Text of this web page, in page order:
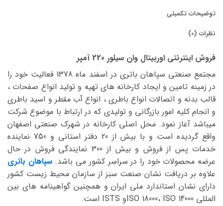
توضیحات تکمیلی
نظرات (0)
فروش اینترنتی اوربیتال وان سیلور 220 آمپر
مجتمع صنعتی سپاهان باتری در اسفند ماه 1378 فعالیت خود را
در زمینه تامین و ایجاد کارخانه های تهیه و تولید انواع صفحات ،
قالب بدنه و اتصالات انواع باطری ، انواع آب مقطر و اسید باطری
و انجام کلیه امور بازرگانی و تولیدی که در ارتباط با موضوع شرکت
میباشد آغاز نمود. محل اصلی کارخانه در شهرک صنعتی اصفهان
واقع گردیده است و با بیش از 20 دفتر استانی و 750 نماینده
خدمات پس از فروش و بیش از 300 نمایندگی فروش در حال
عرضه محصولات خود را در سراسر کشور می باشد.سپاهان باتری
علاوه بر دریافت نشان صنعت سبز از سازمان محیط زیست کشور
دارای نشان استاندارد ملی ایران و همچنین گواهینامه های بین
المللی ISO 18000، ISO 14000و ISTS است.